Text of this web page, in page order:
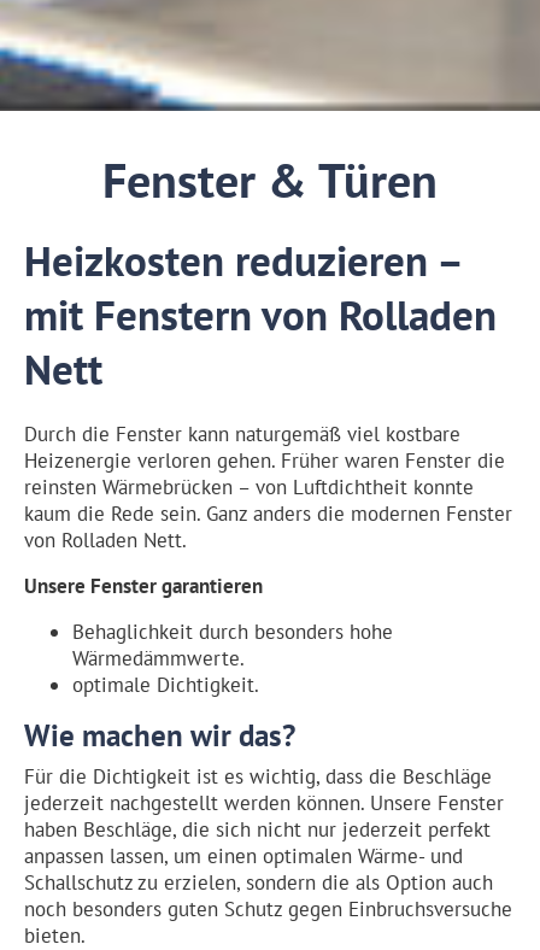
Fenster & Türen
Heizkosten reduzieren –
mit Fenstern von Rolladen
Nett
Durch die Fenster kann naturgemäß viel kostbare
Heizenergie verloren gehen. Früher waren Fenster die
reinsten Wärmebrücken – von Luftdichtheit konnte
kaum die Rede sein. Ganz anders die modernen Fenster
von Rolladen Nett.
Unsere Fenster garantieren
Behaglichkeit durch besonders hohe
Wärmedämmwerte.
optimale Dichtigkeit.
Wie machen wir das?
Für die Dichtigkeit ist es wichtig, dass die Beschläge
jederzeit nachgestellt werden können. Unsere Fenster
haben Beschläge, die sich nicht nur jederzeit perfekt
anpassen lassen, um einen optimalen Wärme- und
Schallschutz zu erzielen, sondern die als Option auch
noch besonders guten Schutz gegen Einbruchsversuche
bieten.